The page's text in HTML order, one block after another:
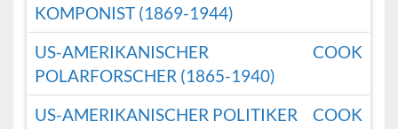
KOMPONIST (1869-1944)
US-AMERIKANISCHER
POLARFORSCHER (1865-1940)
COOK
US-AMERIKANISCHER POLITIKER
COOK